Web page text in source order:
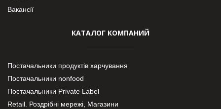
Вакансії
КАТАЛОГ КОМПАНИЙ
Постачальники продуктів харчування
Постачальники nonfood
Постачальники Private Label
Retail. Роздрібні мережі, Магазини